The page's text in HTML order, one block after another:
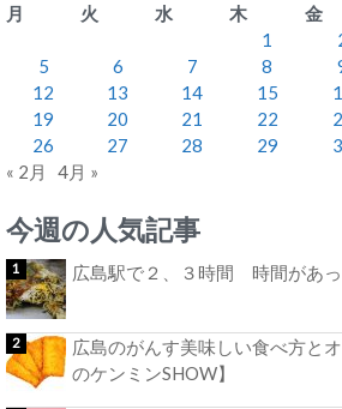
月
火 水 木 金
1
5
6 7 8
12
13 14 15
19
20 21 22
26
27 28 29
« 2月
4月 »
今週の人気記事
広島駅で２、３時間 時間があ
広島のがんす美味しい食べ方と
のケンミンSHOW】